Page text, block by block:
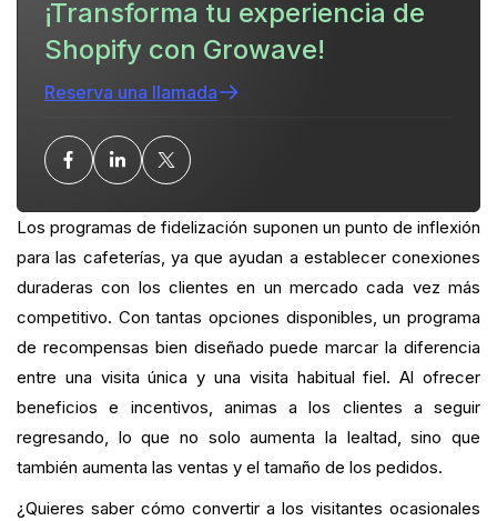
Los programas de fidelización suponen un punto de inflexión
para las cafeterías, ya que ayudan a establecer conexiones
duraderas con los clientes en un mercado cada vez más
competitivo. Con tantas opciones disponibles, un programa
de recompensas bien diseñado puede marcar la diferencia
entre una visita única y una visita habitual fiel. Al ofrecer
beneficios e incentivos, animas a los clientes a seguir
regresando, lo que no solo aumenta la lealtad, sino que
también aumenta las ventas y el tamaño de los pedidos.
¿Quieres saber cómo convertir a los visitantes ocasionales
Ejemplos exitosos de programas de fidelización de
cafeterías
¿Cuál es tu ratio actual de clientes habituales?
¿Quieres cerrar la brecha?
PREGUNTAS MÁS FRECUENTES
¡Transforma tu experiencia de
Shopify con Growave!
Reserva una llamada